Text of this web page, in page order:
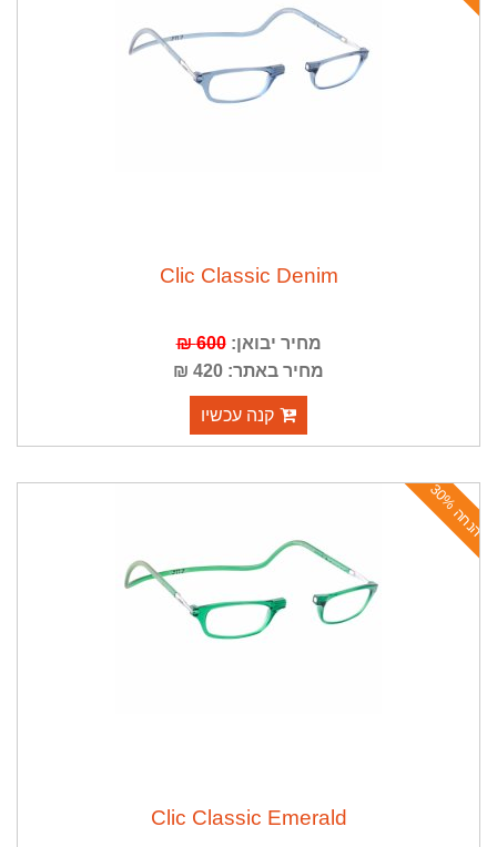
Clic Classic Denim
מחיר יבואן:600 ₪
מחיר באתר: 420 ₪
קנה עכשיו
ה
נ
ח
ה
3
0
%
Clic Classic Emerald